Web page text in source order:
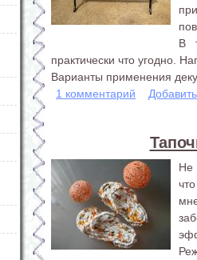
В
практически что угодно.
Варианты применения
1 комментарий
Не